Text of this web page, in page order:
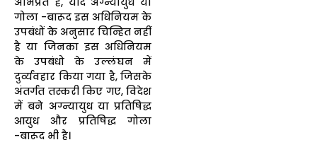
गोला -बारूद इस अधिनियम के
उपबंधों के अनुसार चिन्हित नहीं
है या जिनका इस अधिनियम
के उपबंधो के उल्लंघन में
दुर्व्यवहार किया गया है, जिसके
अंतर्गत तस्करी किए गए, विदेश
में बने अग्न्यायुध या प्रतिषिद्ध
आयुध और प्रतिषिद्ध गोला
-बारूद भी है।